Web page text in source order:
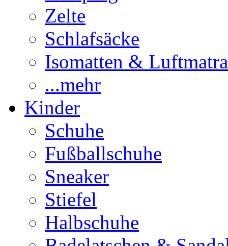
Zelte
Schlafsäcke
Isomatten &
...mehr
Kinder
Schuhe
Fußballschuhe
Sneaker
Stiefel
Halbschuhe